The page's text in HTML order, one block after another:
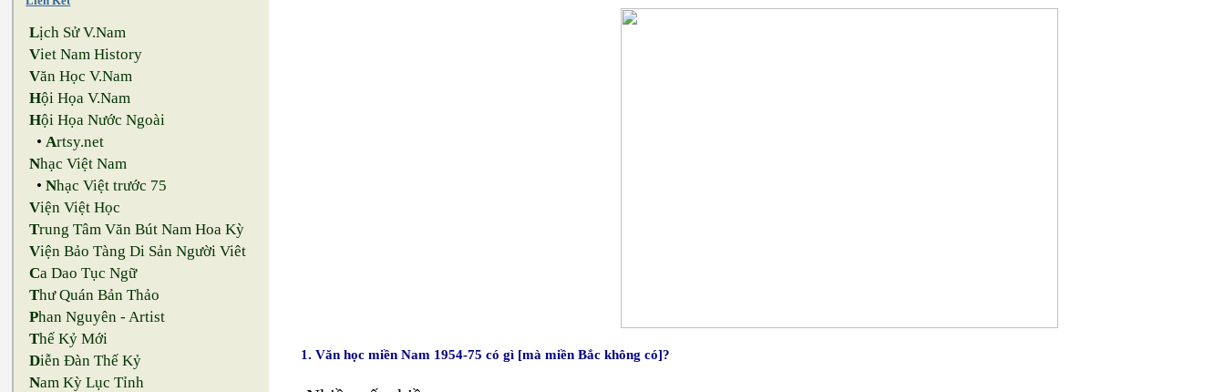
Lịch Sử V.Nam
Viet Nam History
Văn Học V.Nam
Hội Họa V.Nam
Hội Họa Nước Ngoài
•Artsy.net
Nhạc Việt Nam
•Nhạc Việt trước 75
Viện Việt Học
Trung Tâm Văn Bút Nam Hoa Kỳ
Viện Bảo Tàng Di Sản Người Viêt
Ca Dao Tục Ngữ
Thư Quán Bản Thảo
Phan Nguyên - Artist
Thế Kỷ Mới
Diễn Đàn Thế Kỷ
Nam Kỳ Lục Tỉnh
1. Văn học miền Nam 1954-75 có gì [mà miền Bắc không có]?